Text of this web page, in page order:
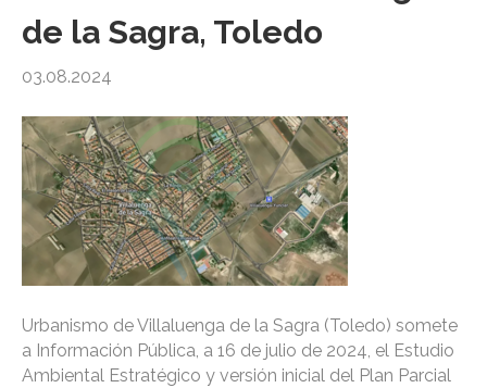
de la Sagra, Toledo
03.08.2024
Urbanismo de Villaluenga de la Sagra (Toledo) somete
a Información Pública, a 16 de julio de 2024, el Estudio
Ambiental Estratégico y versión inicial del Plan Parcial